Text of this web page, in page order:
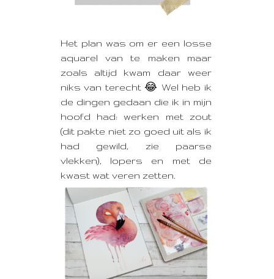
Het plan was om er een losse
aquarel van te maken maar
zoals altijd kwam daar weer
niks van terecht 😂 Wel heb ik
de dingen gedaan die ik in mijn
hoofd had: werken met zout
(dit pakte niet zo goed uit als ik
had gewild, zie paarse
vlekken), lopers en met de
kwast wat veren zetten.